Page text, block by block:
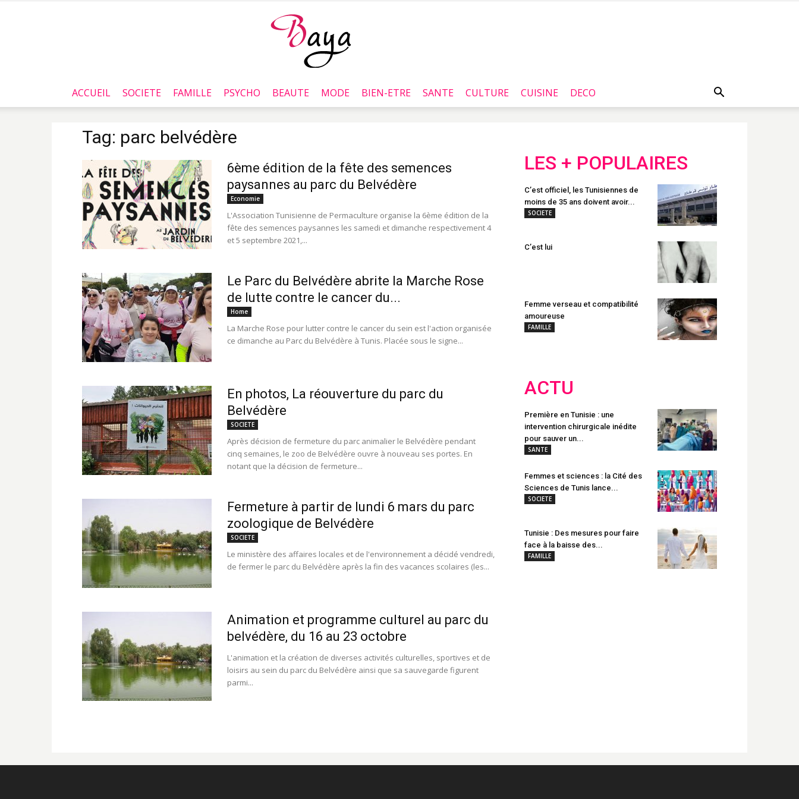
Baya.tn
ACCUEIL SOCIETE FAMILLE PSYCHO BEAUTE MODE BIEN-ETRE SANTE CULTURE CUISINE DECO
Tag: parc belvédère
6ème édition de la fête des semences
paysannes au parc du Belvédère
Economie
L'Association Tunisienne de Permaculture organise la 6ème édition de la
fête des semences paysannes les samedi et dimanche respectivement 4
et 5 septembre 2021,...
Le Parc du Belvédère abrite la Marche Rose
de lutte contre le cancer du...
Home
La Marche Rose pour lutter contre le cancer du sein est l'action organisée
ce dimanche au Parc du Belvédère à Tunis. Placée sous le signe...
En photos, La réouverture du parc du
Belvédère
SOCIETE
Après décision de fermeture du parc animalier le Belvédère pendant
cinq semaines, le zoo de Belvédère ouvre à nouveau ses portes. En
notant que la décision de fermeture...
Fermeture à partir de lundi 6 mars du parc
zoologique de Belvédère
SOCIETE
Le ministère des affaires locales et de l'environnement a décidé vendredi,
de fermer le parc du Belvédère après la fin des vacances scolaires (les...
Animation et programme culturel au parc du
belvédère, du 16 au 23 octobre
L'animation et la création de diverses activités culturelles, sportives et de
loisirs au sein du parc du Belvédère ainsi que sa sauvegarde figurent
parmi...
LES + POPULAIRES
C’est officiel, les Tunisiennes de
moins de 35 ans doivent avoir...
SOCIETE
C’est lui
Femme verseau et compatibilité
amoureuse
FAMILLE
ACTU
Première en Tunisie : une
intervention chirurgicale inédite
pour sauver un...
SANTE
Femmes et sciences : la Cité des
Sciences de Tunis lance...
SOCIETE
Tunisie : Des mesures pour faire
face à la baisse des...
FAMILLE